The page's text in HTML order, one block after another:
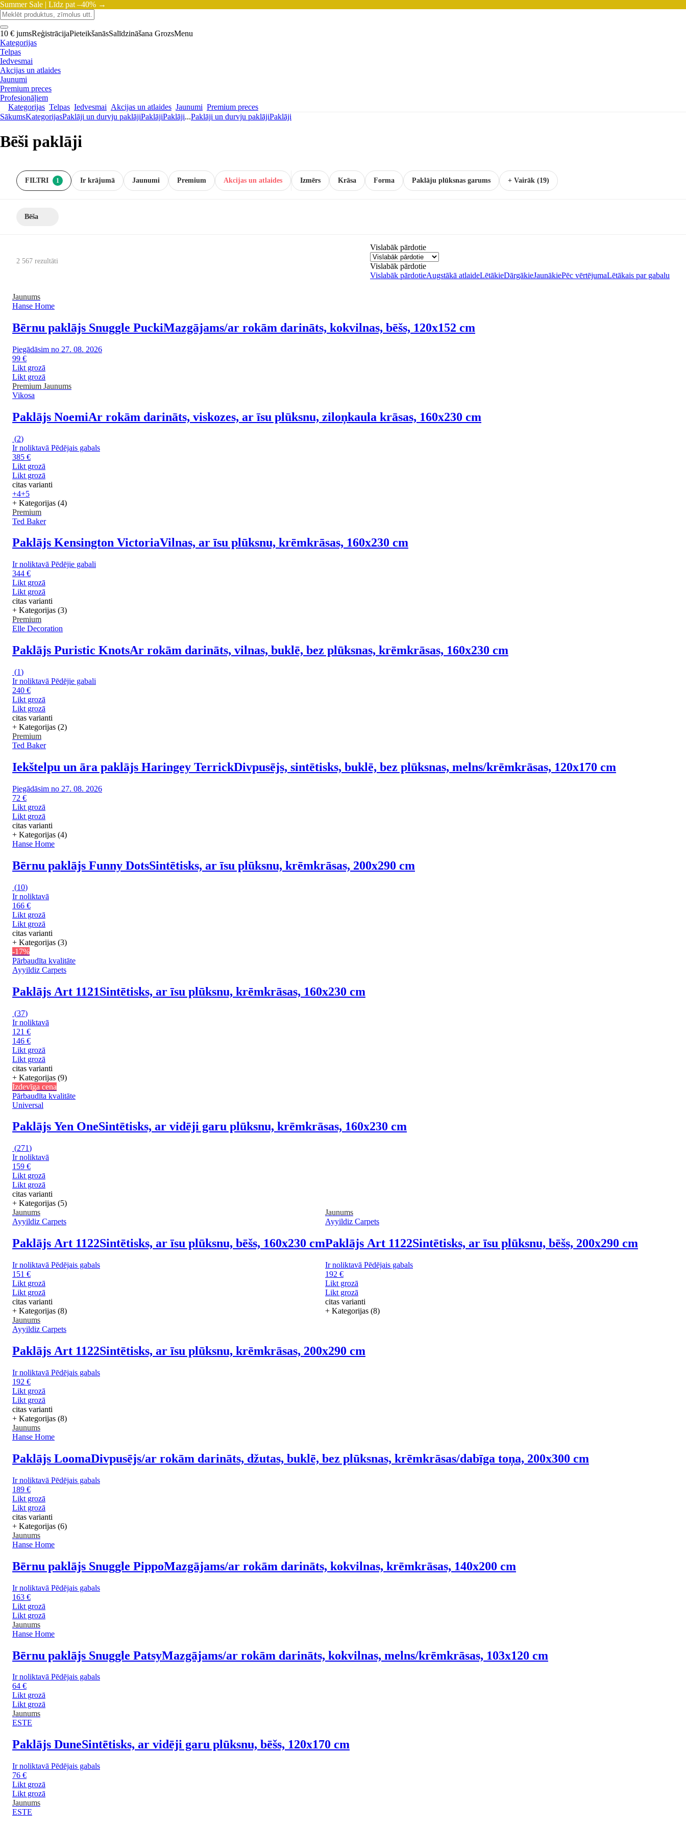
Summer Sale | Līdz pat –40% →
10 € jumsReģistrācijaPieteikšanāsSalīdzināšana GrozsMenu
Kategorijas
Telpas
Iedvesmai
Akcijas un atlaides
Jaunumi
Premium preces
Profesionāļiem
Kategorijas Telpas Iedvesmai Akcijas un atlaides Jaunumi Premium preces
SākumsKategorijasPaklāji un durvju paklājiPaklājiPaklāji...Paklāji un durvju paklājiPaklāji
Bēši paklāji
FILTRI 1 Ir krājumā Premium Akcijas un atlaides
Jaunumi Izmērs Krāsa Forma Paklāju plūksnas garums + Vairāk (19)
Bēša
2 567 rezultāti
Vislabāk pārdotie
Vislabāk pārdotie
Vislabāk pārdotieAugstākā atlaideLētākieDārgākieJaunākiePēc vērtējumaLētākais par gabalu
Jaunums
Hanse Home
Bērnu paklājs Snuggle PuckiMazgājams/ar rokām darināts, kokvilnas, bēšs, 120x152 cm
Piegādāsim no 27. 08. 2026
99 €
Likt grozā
Likt grozā
Premium Jaunums
Vikosa
Paklājs NoemiAr rokām darināts, viskozes, ar īsu plūksnu, ziloņkaula krāsas, 160x230 cm
(2)
Ir noliktavā Pēdējais gabals
385 €
Likt grozā
Likt grozā
citas varianti
+4+5
+ Kategorijas (4)
Premium
Ted Baker
Paklājs Kensington VictoriaVilnas, ar īsu plūksnu, krēmkrāsas, 160x230 cm
Ir noliktavā Pēdējie gabali
344 €
Likt grozā
Likt grozā
citas varianti
+ Kategorijas (3)
Premium
Elle Decoration
Paklājs Puristic KnotsAr rokām darināts, vilnas, buklē, bez plūksnas, krēmkrāsas, 160x230 cm
(1)
Ir noliktavā Pēdējie gabali
240 €
Likt grozā
Likt grozā
citas varianti
+ Kategorijas (2)
Premium
Ted Baker
Iekštelpu un āra paklājs Haringey TerrickDivpusējs, sintētisks, buklē, bez plūksnas, melns/krēmkrāsas, 120x170 cm
Piegādāsim no 27. 08. 2026
72 €
Likt grozā
Likt grozā
citas varianti
+ Kategorijas (4)
Hanse Home
Bērnu paklājs Funny DotsSintētisks, ar īsu plūksnu, krēmkrāsas, 200x290 cm
(10)
Ir noliktavā
166 €
Likt grozā
Likt grozā
citas varianti
+ Kategorijas (3)
-17%
Pārbaudīta kvalitāte
Ayyildiz Carpets
Paklājs Art 1121Sintētisks, ar īsu plūksnu, krēmkrāsas, 160x230 cm
(37)
Ir noliktavā
121 €
146 €
Likt grozā
Likt grozā
citas varianti
+ Kategorijas (9)
Izdevīga cena
Pārbaudīta kvalitāte
Universal
Paklājs Yen OneSintētisks, ar vidēji garu plūksnu, krēmkrāsas, 160x230 cm
(271)
Ir noliktavā
159 €
Likt grozā
Likt grozā
citas varianti
+ Kategorijas (5)
Jaunums
Ayyildiz Carpets
Paklājs Art 1122Sintētisks, ar īsu plūksnu, bēšs, 160x230 cm
Ir noliktavā Pēdējais gabals
151 €
Likt grozā
Likt grozā
citas varianti
+ Kategorijas (8)
Jaunums
Ayyildiz Carpets
Paklājs Art 1122Sintētisks, ar īsu plūksnu, bēšs, 200x290 cm
Ir noliktavā Pēdējais gabals
192 €
Likt grozā
Likt grozā
citas varianti
+ Kategorijas (8)
Jaunums
Ayyildiz Carpets
Paklājs Art 1122Sintētisks, ar īsu plūksnu, krēmkrāsas, 200x290 cm
Ir noliktavā Pēdējais gabals
192 €
Likt grozā
Likt grozā
citas varianti
+ Kategorijas (8)
Jaunums
Hanse Home
Paklājs LoomaDivpusējs/ar rokām darināts, džutas, buklē, bez plūksnas, krēmkrāsas/dabīga toņa, 200x300 cm
Ir noliktavā Pēdējais gabals
189 €
Likt grozā
Likt grozā
citas varianti
+ Kategorijas (6)
Jaunums
Hanse Home
Bērnu paklājs Snuggle PippoMazgājams/ar rokām darināts, kokvilnas, krēmkrāsas, 140x200 cm
Ir noliktavā Pēdējais gabals
163 €
Likt grozā
Likt grozā
Jaunums
Hanse Home
Bērnu paklājs Snuggle PatsyMazgājams/ar rokām darināts, kokvilnas, melns/krēmkrāsas, 103x120 cm
Ir noliktavā Pēdējais gabals
64 €
Likt grozā
Likt grozā
Jaunums
ESTE
Paklājs DuneSintētisks, ar vidēji garu plūksnu, bēšs, 120x170 cm
Ir noliktavā Pēdējais gabals
76 €
Likt grozā
Likt grozā
Jaunums
ESTE